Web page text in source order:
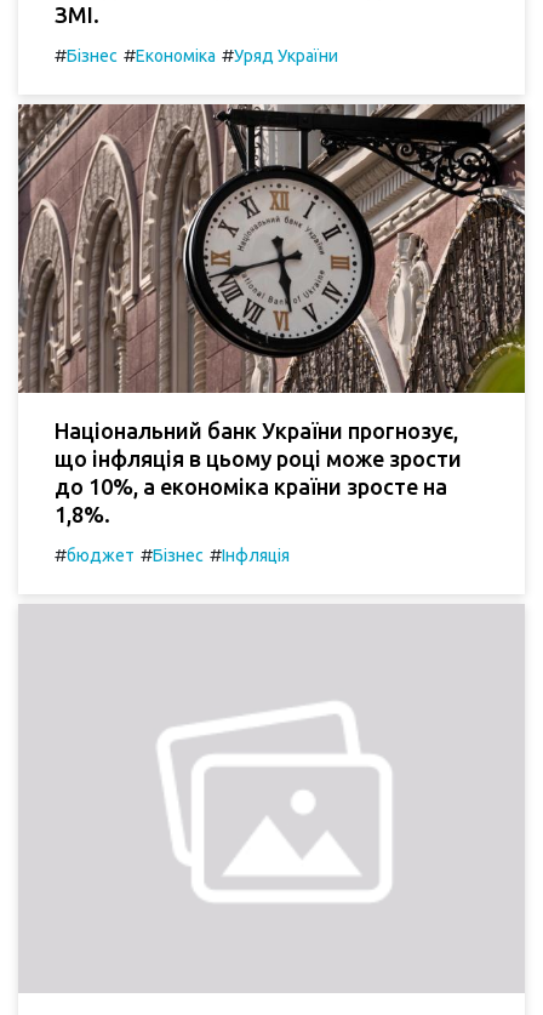
ЗМІ.
#Бізнес #Економіка #Уряд України
Національний банк України прогнозує,
що інфляція в цьому році може зрости
до 10%, а економіка країни зросте на
1,8%.
#бюджет #Бізнес #Інфляція